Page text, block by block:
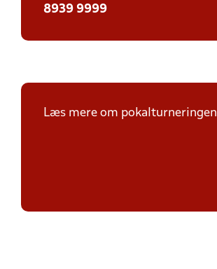
8939 9999
Læs mere om pokalturneringen